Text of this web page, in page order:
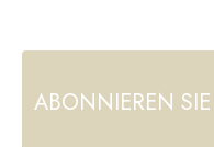
ABONNIEREN